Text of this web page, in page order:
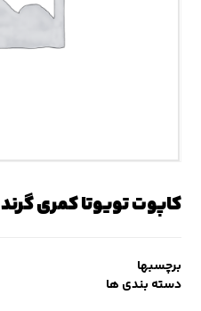
کاپوت تویوتا کمری گرند
برچسبها
دسته بندی ها